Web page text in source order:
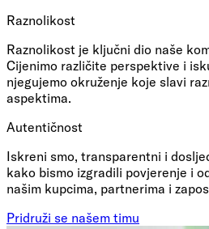
Raznolikost
Raznolikost je ključni dio naše
Cijenimo različite perspektive i
njegujemo okruženje koje slavi
aspektima.
Autentičnost
Iskreni smo, transparentni i
kako bismo izgradili povjerenje i
našim kupcima, partnerima i
Pridruži se našem timu